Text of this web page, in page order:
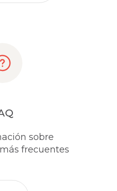
sobre
frecuentes